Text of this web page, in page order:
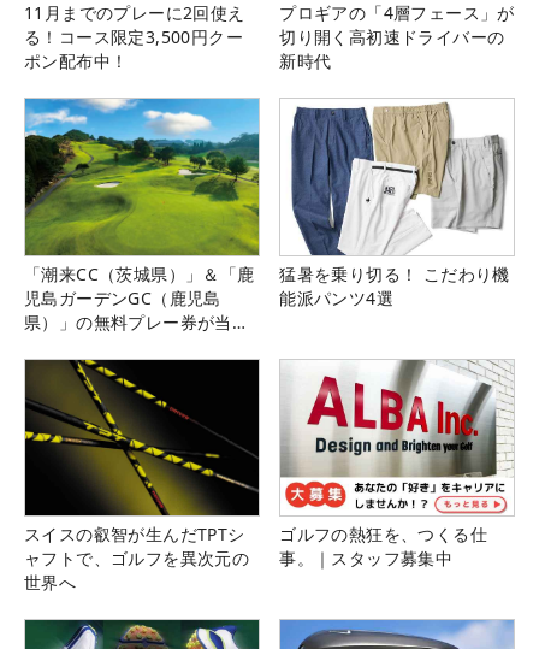
11月までのプレーに2回使え
る！コース限定3,500円クー
ポン配布中！
プロギアの「4層フェース」が
切り開く高初速ドライバーの
新時代
「潮来CC（茨城県）」＆「鹿
児島ガーデンGC（鹿児島
県）」の無料プレー券が当た
猛暑を乗り切る！ こだわり機
能派パンツ4選
スイスの叡智が生んだTPTシ
ャフトで、ゴルフを異次元の
世界へ
ゴルフの熱狂を、つくる仕
事。｜スタッフ募集中